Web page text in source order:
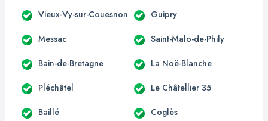
Vieux-Vy-sur-Couesnon Guipry
Messac Saint-Malo-de-Phily
Bain-de-Bretagne La Noë-Blanche
Pléchâtel Le Châtellier 35
Baillé Coglès